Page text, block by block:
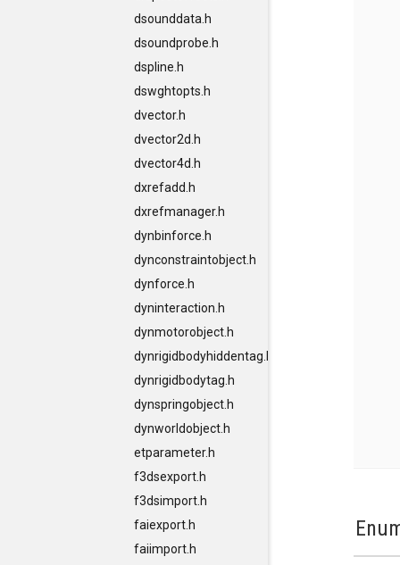
dsounddata.h
dsoundprobe.h
dspline.h
dswghtopts.h
dvector.h
dvector2d.h
dvector4d.h
dxrefadd.h
dxrefmanager.h
dynbinforce.h
dynconstraintobject.h
dynforce.h
dyninteraction.h
dynmotorobject.h
dynrigidbodyhiddentag.h
dynrigidbodytag.h
dynspringobject.h
dynworldobject.h
etparameter.h
f3dsexport.h
f3dsimport.h
faiexport.h
faiimport.h